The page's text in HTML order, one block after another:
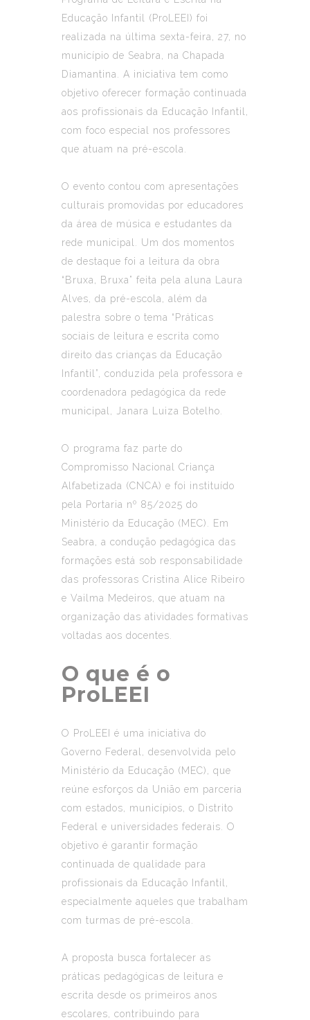
Educação Infantil (ProLEEI) foi
realizada na última sexta-feira, 27, no
município de Seabra, na Chapada
Diamantina. A iniciativa tem como
objetivo oferecer formação continuada
aos profissionais da Educação Infantil,
com foco especial nos professores
que atuam na pré-escola.
O evento contou com apresentações
culturais promovidas por educadores
da área de música e estudantes da
rede municipal. Um dos momentos
de destaque foi a leitura da obra
“Bruxa, Bruxa” feita pela aluna Laura
Alves, da pré-escola, além da
palestra sobre o tema “Práticas
sociais de leitura e escrita como
direito das crianças da Educação
Infantil”, conduzida pela professora e
coordenadora pedagógica da rede
municipal, Janara Luiza Botelho.
O programa faz parte do
Compromisso Nacional Criança
Alfabetizada (CNCA) e foi instituído
pela Portaria nº 85/2025 do
Ministério da Educação (MEC). Em
Seabra, a condução pedagógica das
formações está sob responsabilidade
das professoras Cristina Alice Ribeiro
e Vailma Medeiros, que atuam na
organização das atividades formativas
voltadas aos docentes.
O que é o
ProLEEI
O ProLEEI é uma iniciativa do
Governo Federal, desenvolvida pelo
Ministério da Educação (MEC), que
reúne esforços da União em parceria
com estados, municípios, o Distrito
Federal e universidades federais. O
objetivo é garantir formação
continuada de qualidade para
profissionais da Educação Infantil,
especialmente aqueles que trabalham
com turmas de pré-escola.
A proposta busca fortalecer as
práticas pedagógicas de leitura e
escrita desde os primeiros anos
escolares, contribuindo para